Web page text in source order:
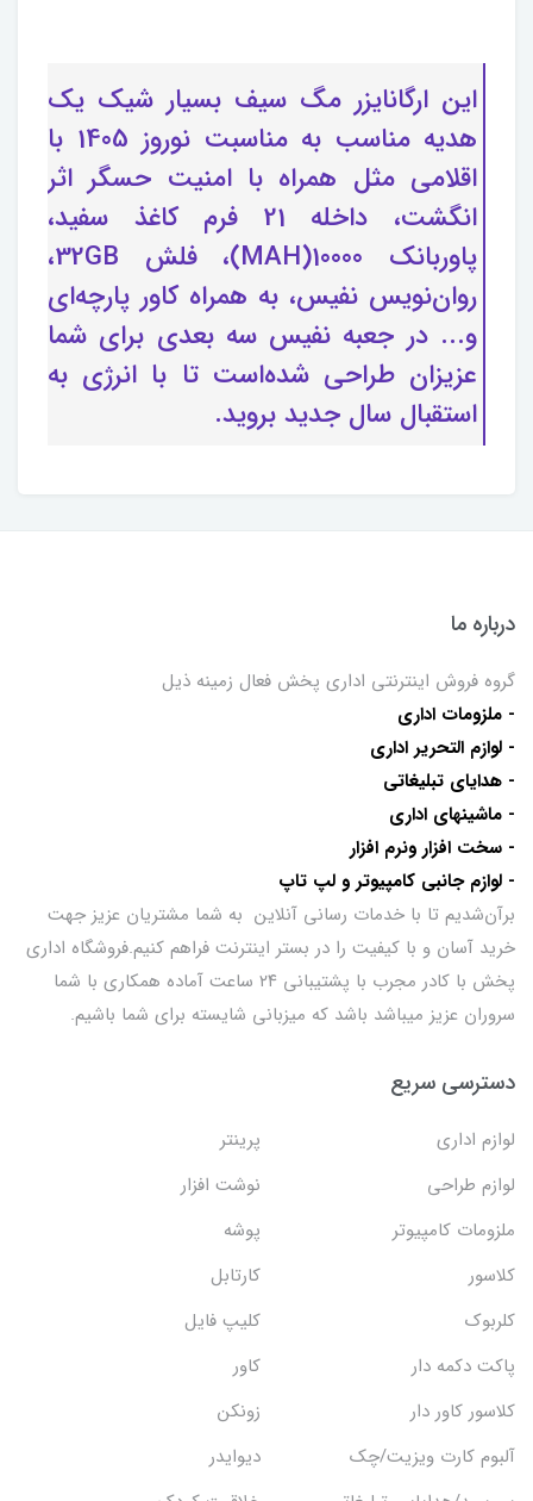
این ارگانایزر مگ سیف بسیار شیک یک
هدیه مناسب به مناسبت نوروز 1405 با
اقلامی مثل همراه با امنیت حسگر اثر
انگشت، داخله 21 فرم کاغذ سفید،
پاوربانک 10000(MAH)، فلش 32GB،
روان‌نویس نفیس، به همراه کاور پارچه‌ای
و... در جعبه نفیس سه بعدی برای شما
عزیزان طراحی شده‌است تا با انرژی به
استقبال سال جدید بروید.
درباره ما
گروه فروش اینترنتی اداری پخش فعال زمینه ذیل
- ملزومات اداری
- لوازم التحریر اداری
- هدایای تبلیغاتی
- ماشینهای اداری
- سخت افزار ونرم افزار
- لوازم جانبی کامپیوتر و لپ تاپ
برآن‌شدیم تا با خدمات رسانی آنلاین به شما مشتریان عزیز جهت
خرید آسان و با کیفیت را در بستر اینترنت فراهم کنیم.فروشگاه اداری
پخش با کادر مجرب با پشتیبانی ۲۴ ساعت آماده همکاری با شما
سروران عزیز میباشد باشد که میزبانی شایسته برای شما باشیم.
دسترسی سریع
لوازم اداری
پرینتر
لوازم طراحی
نوشت افزار
ملزومات کامپیوتر
پوشه
کلاسور
کارتابل
کلربوک
کلیپ فایل
پاکت دکمه دار
کاور
کلاسور کاور دار
زونکن
آلبوم کارت ویزیت/چک
دیوایدر